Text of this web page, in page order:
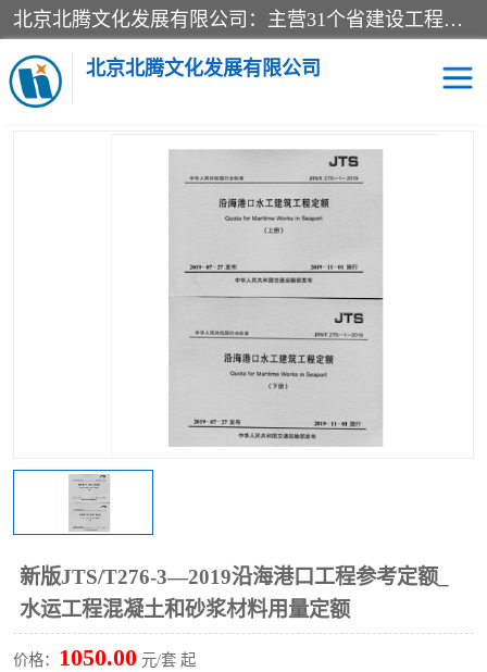
北京北腾文化发展有限公司：主营31个省建设工程预算书,工程预算软件,工程计价依据,工程造价定额,工程量清单计价定额,建设工程量消耗量定额,各行业工程预算定额,铁路定额,电力定额,矿山定额,*,黄金定额,钢铁企业检修定额,中石化安装检修定额,煤矿图书,医院书籍等.诚信的经营，在发展的同时公司不忘不断总结不断优化为客户的服务，和一如既往的热情赢得了新老客户的极高评价及青睐。
北京北腾文化发展有限公司
当前位置：首页>供应商机>内河沿海港口疏浚定额> 新版
JTS/T276-3—2019沿海港口工程参考定额_水运工程混凝土和砂浆材
料用量定额
新版JTS/T276-3—2019沿海港口工程参考定额_
水运工程混凝土和砂浆材料用量定额
价格： 1050.00 元/套 起